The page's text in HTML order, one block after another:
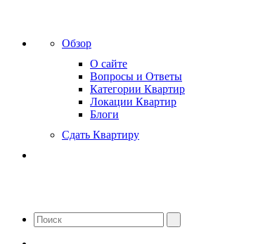
Обзор
О сайте
Вопросы и Ответы
Категории Квартир
Локации Квартир
Блоги
Сдать Квартиру